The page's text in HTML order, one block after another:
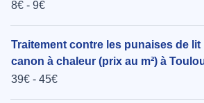
8€ - 9€
Traitement contre les punaises de lit
canon à chaleur (prix au m²) à
39€ - 45€